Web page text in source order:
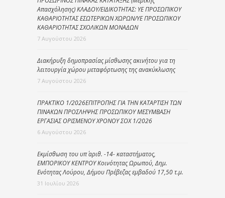
Απασχόλησης) ΚΛΑΔΟΥ/ΕΙΔΙΚΟΤΗΤΑΣ: ΥΕ ΠΡΟΣΩΠΙΚΟΥ
ΚΑΘΑΡΙΟΤΗΤΑΣ ΕΣΩΤΕΡΙΚΩΝ ΧΩΡΩΝ/ΥΕ ΠΡΟΣΩΠΙΚΟΥ
ΚΑΘΑΡΙΟΤΗΤΑΣ ΣΧΟΛΙΚΩΝ ΜΟΝΑΔΩΝ
7 Αυγούστου 2026
Διακήρυξη δημοπρασίας μίσθωσης ακινήτου για τη
λειτουργία χώρου μεταφόρτωσης της ανακύκλωσης
7 Αυγούστου 2026
ΠΡΑΚΤΙΚΟ 1/2026ΕΠΙΤΡΟΠΗΣ ΓΙΑ ΤΗΝ ΚΑΤΑΡΤΙΣΗ ΤΩΝ
ΠΙΝΑΚΩΝ ΠΡΟΣΛΗΨΗΣ ΠΡΟΣΩΠΙΚΟΥ ΜΕΣΥΜΒΑΣΗ
ΕΡΓΑΣΙΑΣ ΟΡΙΣΜΕΝΟΥ ΧΡΟΝΟΥ ΣΟΧ 1/2026
6 Αυγούστου 2026
Εκμίσθωση του υπ΄ αριθ. -14- καταστήματος,
ΕΜΠΟΡΙΚΟΥ ΚΕΝΤΡΟΥ Κοινότητας Ωρωπού, Δημ.
Ενότητας Λούρου, Δήμου Πρέβεζας εμβαδού 17,50 τ.μ.
31 Ιουλίου 2026